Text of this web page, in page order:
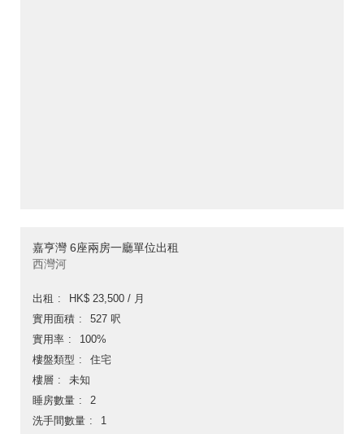
嘉亨灣 6座兩房一廳單位出租
西灣河
出租
HK$ 23,500 / 月
實用面積
527 呎
實用率
100%
樓盤類型
住宅
樓層
未知
睡房數量
2
洗手間數量
1